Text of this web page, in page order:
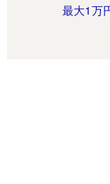
最大1万